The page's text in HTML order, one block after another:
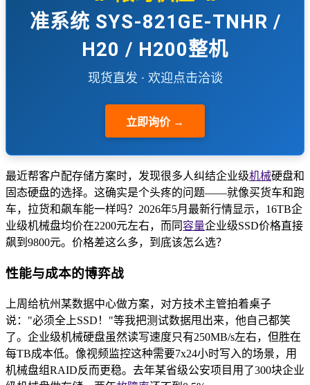
准系统 SYS-821GE-TNHR /
H20 / H200整机
现货直发 · 欢迎点击洽谈
立即询价 →
最近帮客户配存储方案时，发现很多人纠结企业级机械硬盘和
固态硬盘的选择。这确实是个头疼的问题——就像买货车和跑
车，拉货和飙车能一样吗？2026年5月最新行情显示，16TB企
业级机械盘均价在2200元左右，而同 容量企业级SSD价格直接
飙到9800元。价格差这么多，到底该怎么选？
性能与成本的博弈战
上周给杭州某数据中心做方案，对方技术主管拍着桌子
说："必须全上SSD！"等我把测试数据甩出来，他自己都笑
了。企业级机械硬盘虽然读写速度只有250MB/s左右，但胜在
每TB成本低。像视频监控这种需要7x24小时写入的场景，用
机械盘组RAID反而更稳。去年某省级公安项目用了300块企业